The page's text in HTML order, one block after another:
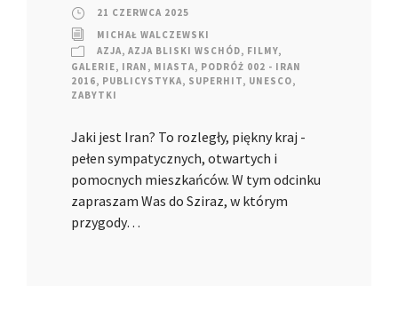
21 CZERWCA 2025
MICHAŁ WALCZEWSKI
AZJA, AZJA BLISKI WSCHÓD, FILMY,
GALERIE, IRAN , MIASTA, PODRÓŻ 002 - IRAN
2016, PUBLICYSTYKA, SUPERHIT, UNESCO,
ZABYTKI
Jaki jest Iran? To rozległy, piękny kraj -
pełen sympatycznych, otwartych i
pomocnych mieszkańców. W tym odcinku
zapraszam Was do Sziraz, w którym
przygody…